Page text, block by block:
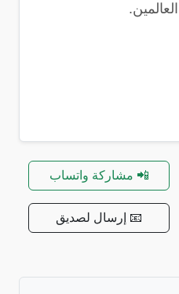
📲 مشاركة واتساب
📧 إرسال لصديق